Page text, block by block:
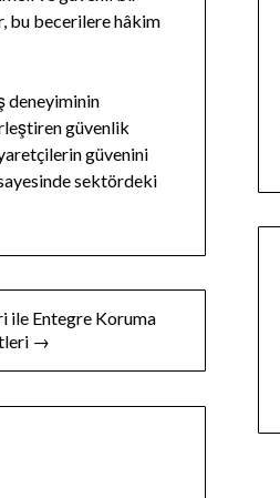
bu becerilere hâkim
deneyiminin
güvenlik
güvenini
sektördeki
ile Entegre Koruma
→